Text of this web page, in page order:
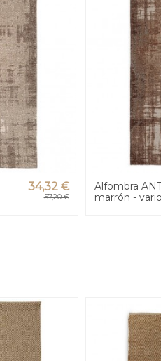
34,32 €
57,20 €
Alfombra
marrón -